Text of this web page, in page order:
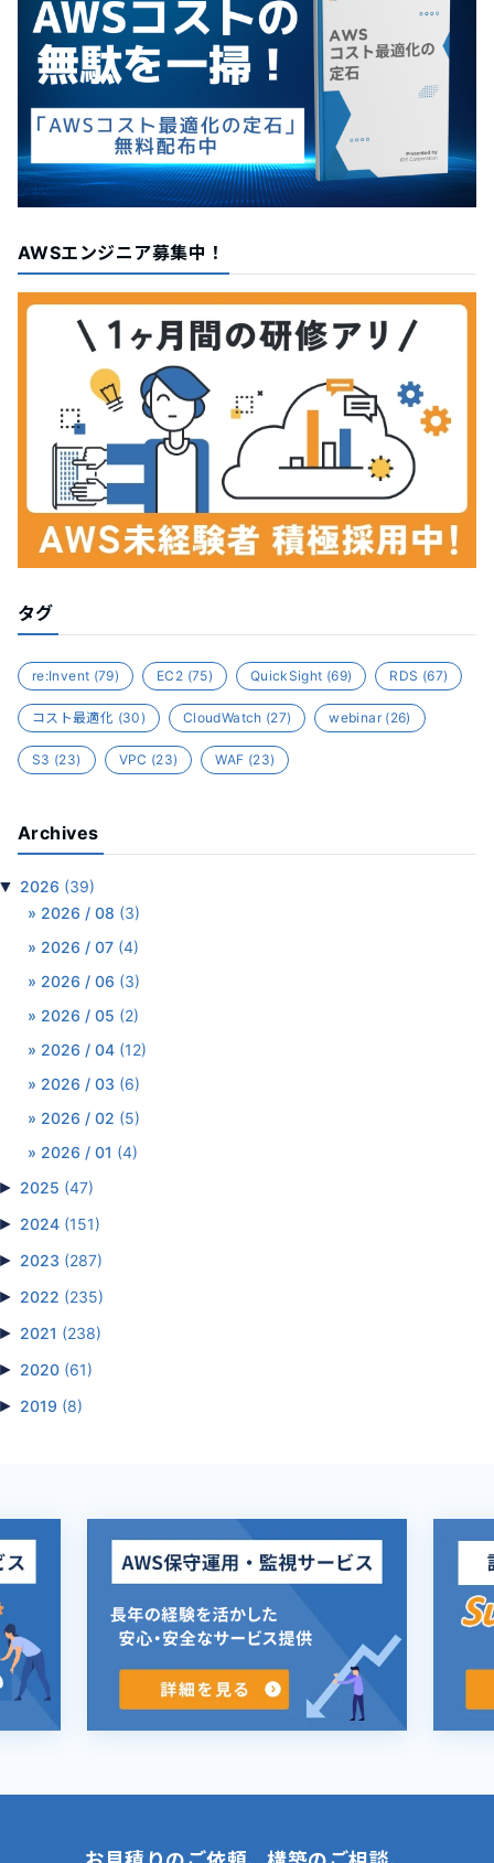
AWSエンジニア募集中！
タグ
re:Invent (79) EC2 (75) QuickSight (69) RDS (67)
コスト最適化 (30) CloudWatch (27) webinar(26)
S3 (23) VPC (23) WAF (23)
Archives
2026 (39)
2026 / 08 (3)
2026 / 07 (4)
2026 / 06 (3)
2026 / 05 (2)
2026 / 04 (12)
2026 / 03 (6)
2026 / 02 (5)
2026 / 01 (4)
2025 (47)
2024 (151)
2023 (287)
2022 (235)
2021 (238)
2020 (61)
2019 (8)